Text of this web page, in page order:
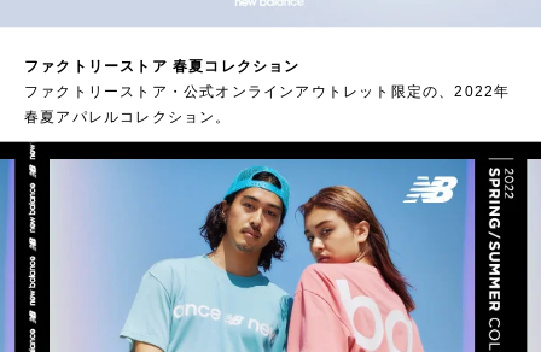
ファクトリーストア 春夏コレクション
ファクトリーストア・公式オンラインアウトレット限定の、2022年
春夏アパレルコレクション。